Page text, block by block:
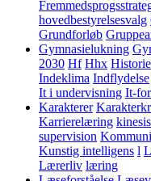
hovedbestyrelsesvalg
Grundforløb
Gymnasielukning
2030 Hf Hhx Historie
Indeklima Indflydelse
It i undervisning It-
Karakterer
Karrierelæring
supervision
Kunstig intelligens l
Lærerliv læring